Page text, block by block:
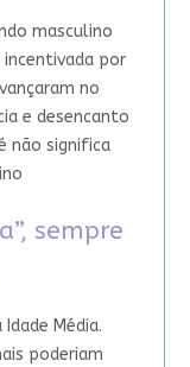
masculino
por
no
e desencanto
não significa
sempre
Média.
poderiam